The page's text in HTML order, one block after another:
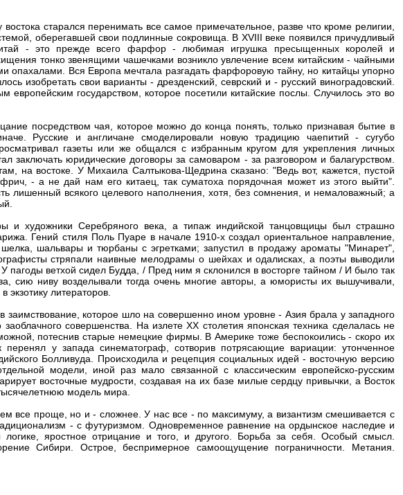
старался перенимать все самое примечательное, разве что кроме религии,
оберегавшей свои подлинные сокровища. В XVIII веке появился причудливый
- это прежде всего фарфор - любимая игрушка пресыщенных королей и
тонко звенящими чашечками возникло увлечение всем китайским - чайными
опахалами. Вся Европа мечтала разгадать фарфоровую тайну, но китайцы упорно
изобретать свои варианты - дрезденский, севрский и - русский виноградовский.
европейским государством, которое посетили китайские послы. Случилось это во
посредством чая, которое можно до конца понять, только признавая бытие в
Русские и англичане смоделировали новую традицию чаепитий - сугубо
газеты или же общался с избранным кругом для укрепления личных
заключать юридические договоры за самоваром - за разговором и балагурством.
на востоке. У Михаила Салтыкова-Щедрина сказано: "Ведь вот, кажется, пустой
- а не дай нам его китаец, так суматоха порядочная может из этого выйти".
лишенный всякого целевого наполнения, хотя, без сомнения, и немаловажный; а
и художники Серебряного века, а типаж индийской танцовщицы был страшно
Гений стиля Поль Пуаре в начале 1910-х создал ориентальное направление,
шальвары и тюрбаны с эгретками; запустил в продажу ароматы "Минарет",
стряпали наивные мелодрамы о шейхах и одалисках, а поэты выводили
ветхой сидел Будда, / Пред ним я склонился в восторге тайном / И было так
сию ниву возделывали тогда очень многие авторы, а юмористы их вышучивали,
литераторов.
заимствование, которое шло на совершенно ином уровне - Азия брала у западного
совершенства. На излете XX столетия японская техника сделалась не
потеснив старые немецкие фирмы. В Америке тоже беспокоились - скоро их
перенял у запада синематограф, сотворив потрясающие вариации: утонченное
Болливуда. Происходила и рецепция социальных идей - восточную версию
модели, иной раз мало связанной с классическим европейско-русским
восточные мудрости, создавая на их базе милые сердцу привычки, а Восток
модель мира.
все проще, но и - сложнее. У нас все - по максимуму, а византизм смешивается с
- с футуризмом. Одновременное равнение на ордынское наследие и
яростное отрицание и того, и другого. Борьба за себя. Особый смысл.
Сибири. Острое, беспримерное самоощущение пограничности. Метания.